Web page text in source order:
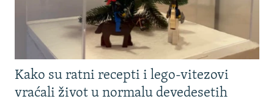
Kako su ratni recepti i lego-vitezovi
vraćali život u normalu devedesetih